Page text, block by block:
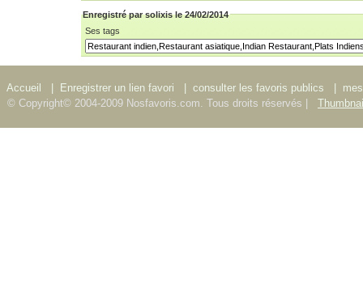
Enregistré par solixis le 24/02/2014
Ses tags
Accueil | Enregistrer un lien favori | consulter les favoris publics |
© Copyright© 2004-2009 Nosfavoris.com. Tous droits réservés |